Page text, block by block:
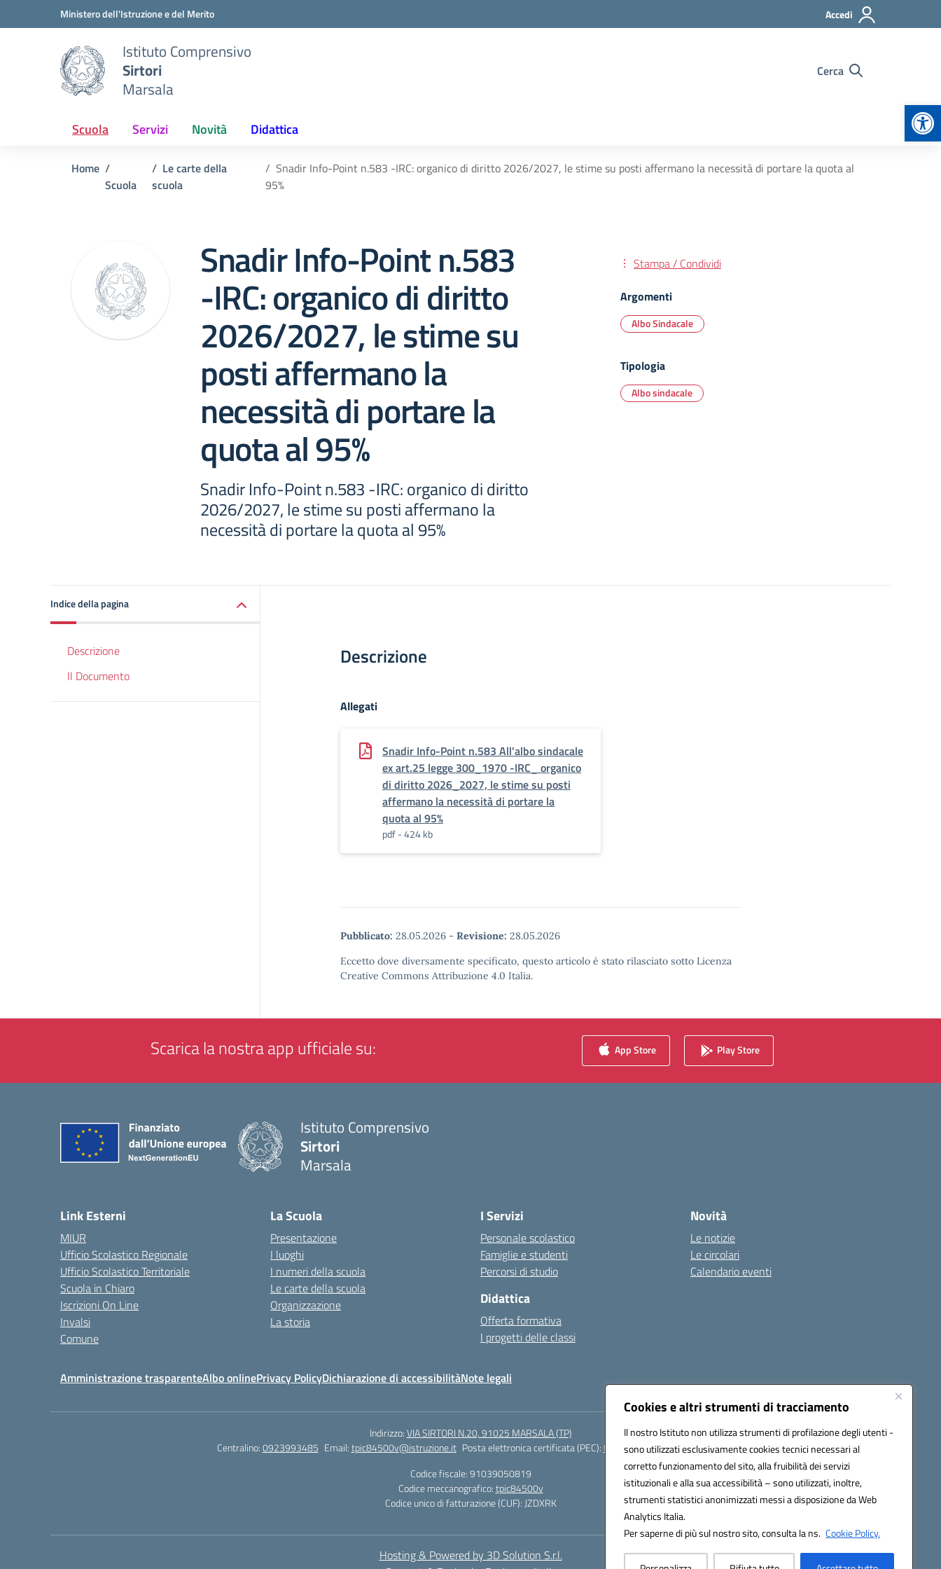
Cookies e altri strumenti di tracciamento
Il nostro Istituto non utilizza strumenti di profilazione degli utenti -
sono utilizzati esclusivamente cookies tecnici necessari al
corretto funzionamento del sito, alla fruibilità dei servizi
istituzionali e alla sua accessibilità – sono utilizzati, inoltre,
strumenti statistici anonimizzati messi a disposizione da Web
Analytics Italia.
Per saperne di più sul nostro sito, consulta la ns. Cookie Policy.
Vai ai contenuti
Vai al menu di navigazioneMinistero dell'Istruzione e del Merito Accedi
Istituto Comprensivo
Sirtori
Marsala
Cerca
Scuola Servizi Novità Didattica
Home
Scuola
Le carte della
scuola
Snadir Info-Point n.583 -IRC: organico di diritto 2026/2027, le stime su posti affermano la necessità di portare la quota al
95%
Snadir Info-Point n.583
-IRC: organico di diritto
2026/2027, le stime su
posti affermano la
necessità di portare la
quota al 95%
Snadir Info-Point n.583 -IRC: organico di diritto
2026/2027, le stime su posti affermano la
necessità di portare la quota al 95%
Stampa / Condividi
Argomenti
Albo Sindacale
Tipologia
Albo sindacale
Indice della pagina
Descrizione
Il Documento
Descrizione
Allegati
Snadir Info-Point n.583 All'albo sindacale
ex art.25 legge 300_1970 -IRC_ organico
di diritto 2026_2027, le stime su posti
affermano la necessità di portare la
quota al 95%
pdf - 424 kb
Pubblicato: 28.05.2026 - Revisione: 28.05.2026
Eccetto dove diversamente specificato, questo articolo è stato rilasciato sotto Licenza
Creative Commons Attribuzione 4.0 Italia.
Scarica la nostra app ufficiale su: App Store Play Store
Istituto Comprensivo
Sirtori
Marsala
Link Esterni
MIUR
Ufficio Scolastico Regionale
Ufficio Scolastico Territoriale
Scuola in Chiaro
Iscrizioni On Line
Invalsi
Comune
La Scuola
Presentazione
I luoghi
I numeri della scuola
Le carte della scuola
Organizzazione
La storia
I Servizi
Personale scolastico
Famiglie e studenti
Percorsi di studio
Didattica
Offerta formativa
I progetti delle classi
Novità
Le notizie
Le circolari
Calendario eventi
Amministrazione trasparenteAlbo onlinePrivacy PolicyDichiarazione di accessibilitàNote legali
Indirizzo:VIA SIRTORI N.20, 91025 MARSALA (TP)
Centralino:0923993485 Email:tpic84500v@istruzione.it Posta elettronica certificata (PEC):tpic84500v@pec.istruzione.it
Codice fiscale: 91039050819
Codice meccanografico:tpic84500v
Codice unico di fatturazione (CUF): JZDXRK
Hosting & Powered by 3D Solution S.r.l.